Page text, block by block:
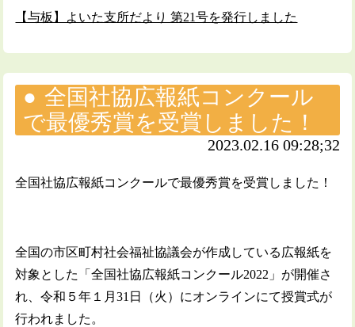
【与板】よいた支所だより 第21号を発行しました
全国社協広報紙コンクール
で最優秀賞を受賞しました！
2023.02.16 09:28;32
全国社協広報紙コンクールで最優秀賞を受賞しました！
全国の市区町村社会福祉協議会が作成している広報紙を
対象とした「全国社協広報紙コンクール2022」が開催さ
れ、令和５年１月31日（火）にオンラインにて授賞式が
行われました。